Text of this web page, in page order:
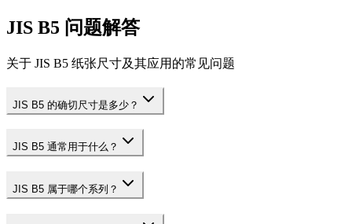
JIS B5 问题解答
关于 JIS B5 纸张尺寸及其应用的常见问题
JIS B5 的确切尺寸是多少？
JIS B5 通常用于什么？
JIS B5 属于哪个系列？